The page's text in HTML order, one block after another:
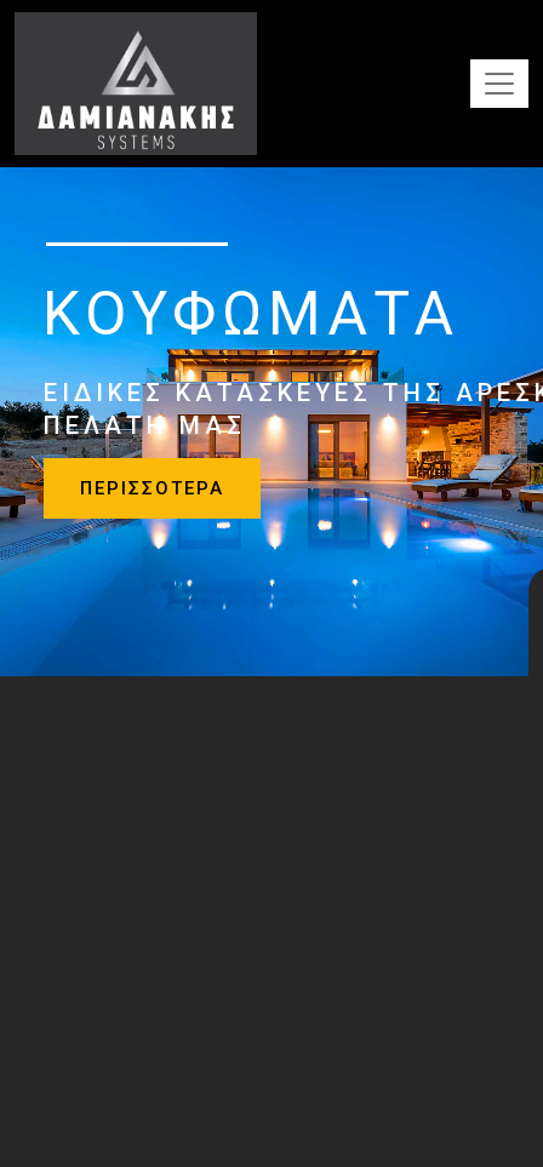
ΠΕΡΙΣΣΟΤΕΡΑ
ΕΙΔΙΚΕΣ ΚΑΤΑΣΚΕΥΕΣ ΤΗΣ
ΠΕΛΑΤΗ ΜΑΣ
ΚΟΥΦΩΜΑΤΑ